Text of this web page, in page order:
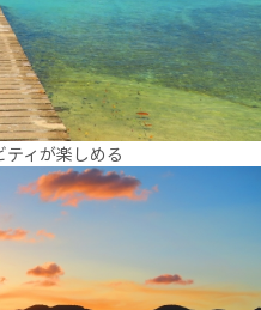
ィが楽しめる